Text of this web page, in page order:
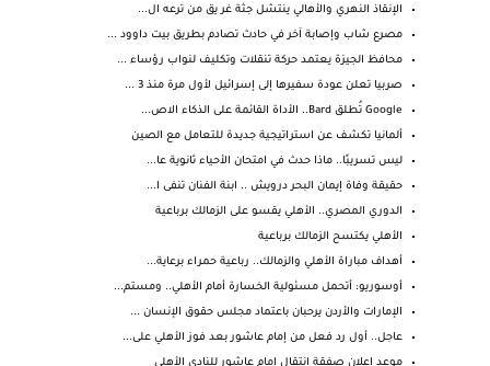
الإنقاذ النهري والأهالي ينتشل جثة غر يق من ترعه ال...
مصرع شاب وإصابة آخر في حادث تصادم بطريق بيت داوود ...
محافظ الجيزة يعتمد حركة تنقلات وتكليف لنواب رؤساء ...
صربيا تعلن عودة سفيرها إلى إسرائيل لأول مرة منذ 3 ...
Google تُطلق Bard.. الأداة القائمة على الذكاء الاص...
ألمانيا تكشف عن استراتيجية جديدة للتعامل مع الصين
ليس تسريبًا.. ماذا حدث في امتحان الأحياء ثانوية عا...
حقيقة وفاة إيمان البحر درويش .. ابنة الفنان تنفى ا...
الدوري المصري.. الأهلي يقسو على الزمالك برباعية
الأهلي يكتسح الزمالك برباعية
أهداف مباراة الأهلي والزمالك.. رباعية حمراء برعاية...
أوسوريو: أتحمل مسئولية الخسارة أمام الأهلي.. ومستم...
الإمارات والأردن يرحبان باعتماد مجلس حقوق الإنسان ...
عاجل.. أول رد فعل من إمام عاشور بعد فوز الأهلي على...